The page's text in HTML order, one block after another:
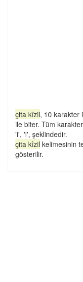
çita kîzil, 10 karakter
ile biter. Tüm
'i', 'l', şeklindedir.
çita kîzil kelimesinin
gösterilir.